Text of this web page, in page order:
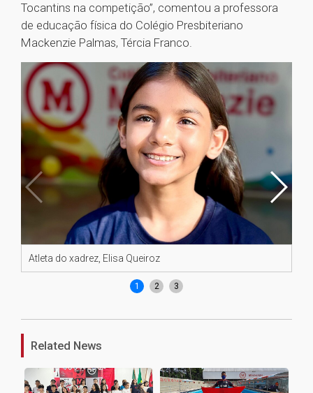
Tocantins na competição”, comentou a professora
de educação física do Colégio Presbiteriano
Mackenzie Palmas, Tércia Franco.
Atleta do xadrez, Elisa Queiroz
1 2 3
Related News